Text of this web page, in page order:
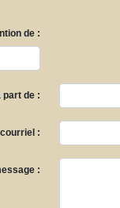
de :
part de :
:
: